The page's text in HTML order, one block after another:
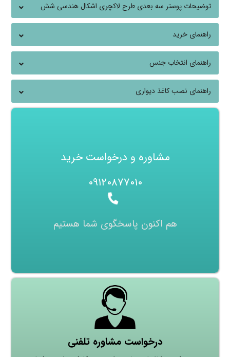
توضیحات پوستر سه بعدی طرح لاکچری اشکال هندسی شش
ضلعی
راهنمای خرید
راهنمای انتخاب جنس
راهنمای نصب کاغذ دیواری
مشاوره و درخواست خرید
۰۹۱۲۰۸۷۷۰۱۰
هم اکنون پاسخگوی شما هستیم
درخواست مشاوره تلفنی